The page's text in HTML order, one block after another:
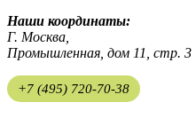
Наши координаты:
Г. Москва,
Промышленная, дом 11, стр. 3
+7 (495) 720-70-38